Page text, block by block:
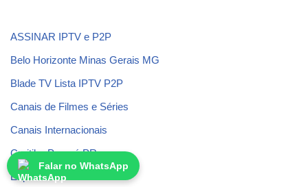
ASSINAR IPTV e P2P
Belo Horizonte Minas Gerais MG
Blade TV Lista IPTV P2P
Canais de Filmes e Séries
Canais Internacionais
Curitiba Paraná PR
Espírito Santo ES
Falar no WhatsApp